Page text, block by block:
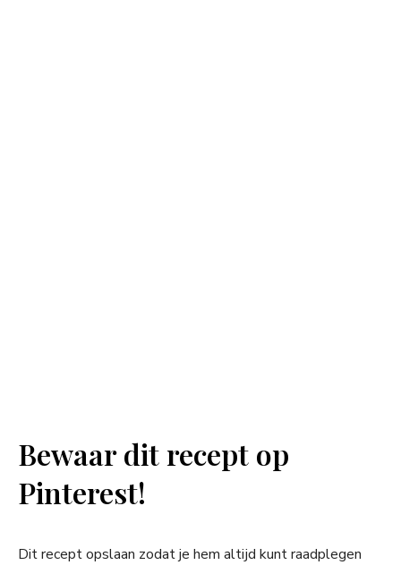
Bewaar dit recept op
Pinterest!
Dit recept opslaan zodat je hem altijd kunt raadplegen